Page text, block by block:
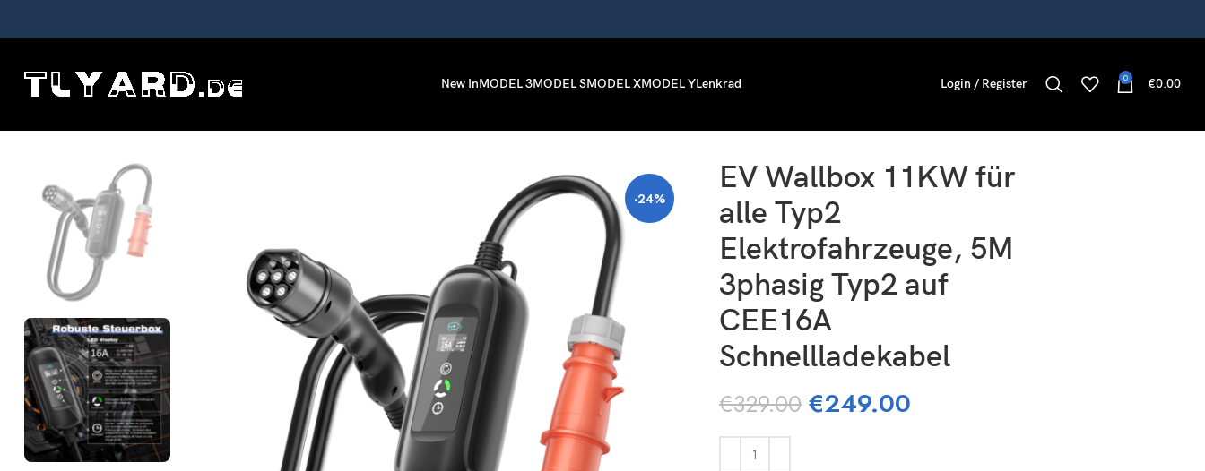
New InMODEL 3MODEL SMODEL XMODEL YLenkrad Login / Register 0 €0.00
-24%
EV Wallbox 11KW für
alle Typ2
Elektrofahrzeuge, 5M
3phasig Typ2 auf
CEE16A
Schnellladekabel
€329.00 Det
€249.00